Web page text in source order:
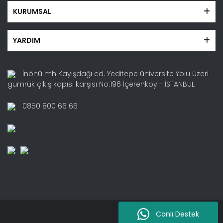
KURUMSAL
YARDIM
İnönü mh Kayışdağı cd. Yeditepe üniversite Yolu üzeri
gümrük çıkış kapısı karşısı No:196 İçerenköy - İSTANBUL
0850 800 66 66
Canlı Destek